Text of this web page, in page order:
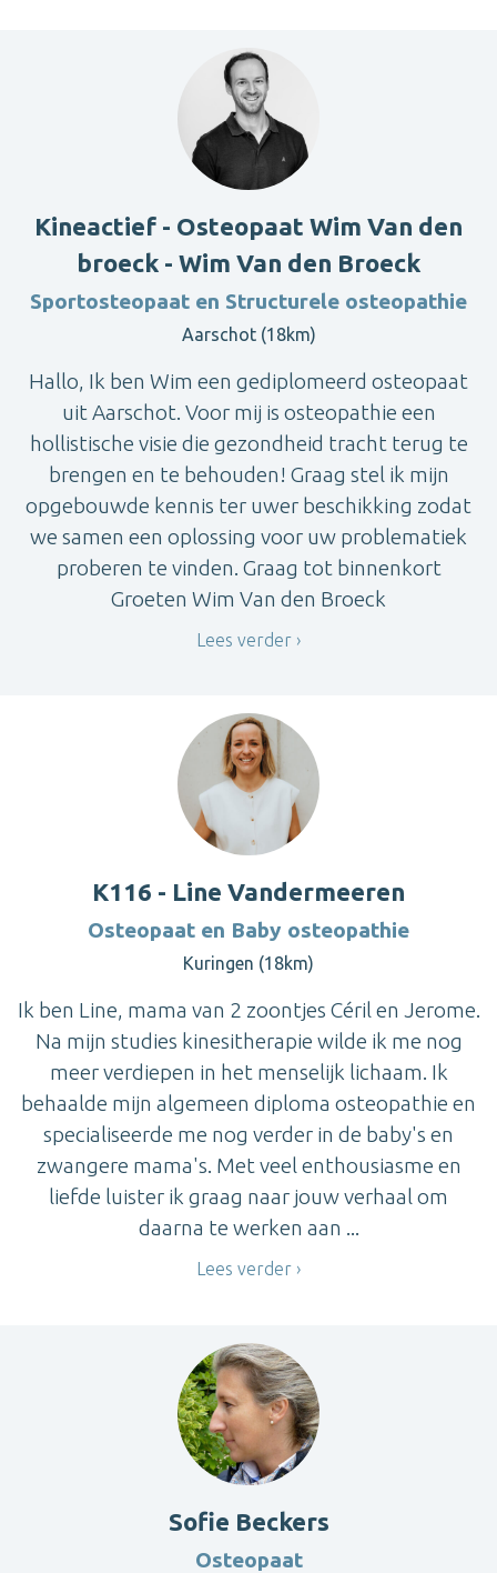
Kineactief - Osteopaat Wim Van den
broeck - Wim Van den Broeck
Sportosteopaat en Structurele osteopathie
Aarschot (18km)
Hallo, Ik ben Wim een gediplomeerd osteopaat
uit Aarschot. Voor mij is osteopathie een
hollistische visie die gezondheid tracht terug te
brengen en te behouden! Graag stel ik mijn
opgebouwde kennis ter uwer beschikking zodat
we samen een oplossing voor uw problematiek
proberen te vinden. Graag tot binnenkort
Groeten Wim Van den Broeck
Lees verder
K116 - Line Vandermeeren
Osteopaat en Baby osteopathie
Kuringen (18km)
Ik ben Line, mama van 2 zoontjes Céril en Jerome.
Na mijn studies kinesitherapie wilde ik me nog
meer verdiepen in het menselijk lichaam. Ik
behaalde mijn algemeen diploma osteopathie en
specialiseerde me nog verder in de baby's en
zwangere mama's. Met veel enthousiasme en
liefde luister ik graag naar jouw verhaal om
daarna te werken aan ...
Lees verder
Sofie Beckers
Osteopaat